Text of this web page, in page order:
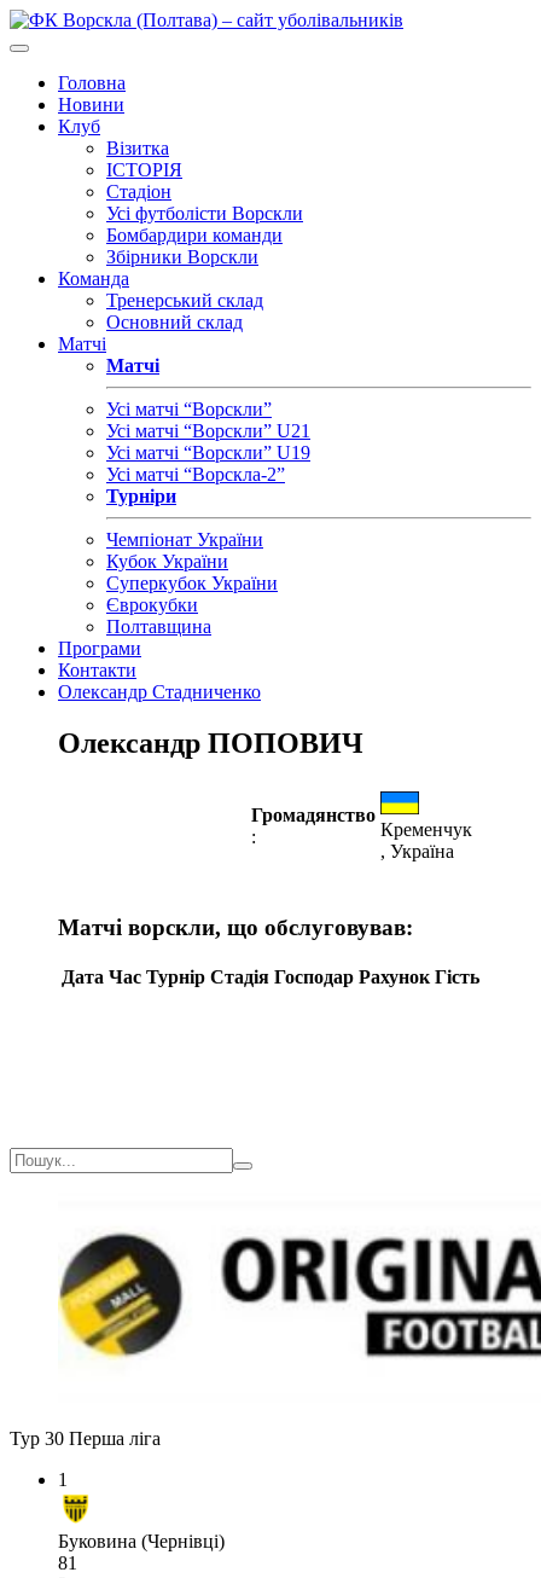
Головна
Новини
Клуб
Візитка
ІСТОРІЯ
Стадіон
Усі футболісти Ворскли
Бомбардири команди
Збірники Ворскли
Команда
Тренерський склад
Основний склад
Матчі
Матчі
Усі матчі “Ворскли”
Усі матчі “Ворскли” U21
Усі матчі “Ворскли” U19
Усі матчі “Ворскла-2”
Турніри
Чемпіонат України
Кубок України
Суперкубок України
Єврокубки
Полтавщина
Програми
Контакти
Олександр Стадниченко
Олександр ПОПОВИЧ
Громадянство
:
Кременчук
, Україна
Матчі ворскли, що обслуговував:
Дата Час Турнір Стадія Господар Рахунок Гість
Тур 30 Перша ліга
1
Буковина (Чернівці)
81